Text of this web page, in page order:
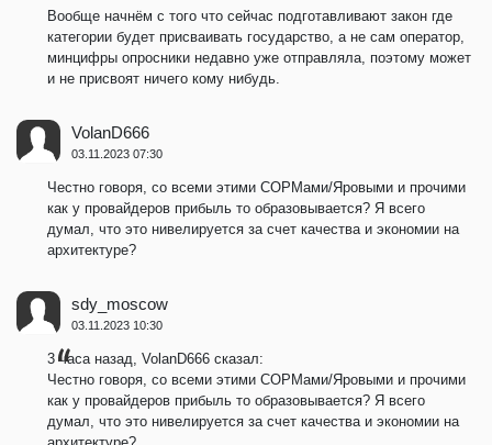
Вообще начнём с того что сейчас подготавливают закон где
категории будет присваивать государство, а не сам оператор,
минцифры опросники недавно уже отправляла, поэтому может
и не присвоят ничего кому нибудь.
VolanD666
03.11.2023 07:30
Честно говоря, со всеми этими СОРМами/Яровыми и прочими
как у провайдеров прибыль то образовывается? Я всего
думал, что это нивелируется за счет качества и экономии на
архитектуре?
sdy_moscow
03.11.2023 10:30
3 часа назад, VolanD666 сказал:
Честно говоря, со всеми этими СОРМами/Яровыми и прочими
как у провайдеров прибыль то образовывается? Я всего
думал, что это нивелируется за счет качества и экономии на